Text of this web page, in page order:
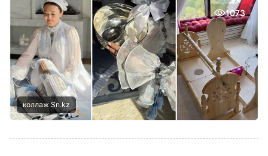
1073
коллаж Sn.kz